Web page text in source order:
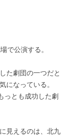
で公演する。
た劇団の一つだと
になっている。
っとも成功した劇
見えるのは、北九